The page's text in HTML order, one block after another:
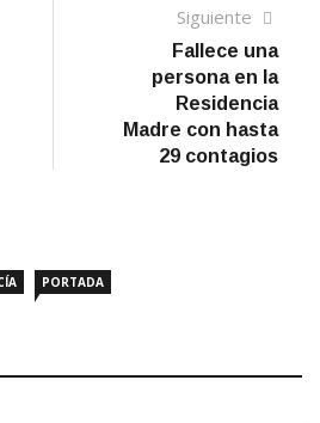
Siguiente
Fallece una
persona en la
Residencia
Madre con hasta
29 contagios
PORTADA
a ladrones de